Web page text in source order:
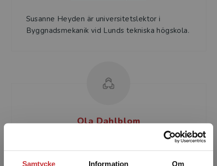
Samtycke Information Om
Susanne Heyden är universitetslektor i
Byggnadsmekanik vid Lunds tekniska högskola.
Ola Dahlblom
Ola Dahlblom är professor i byggnadsmekanik